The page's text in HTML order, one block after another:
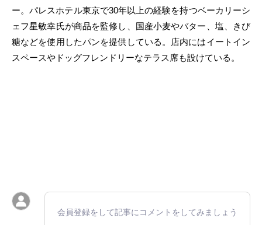
ー。パレスホテル東京で30年以上の経験を持つベーカリーシ
ェフ星敏幸氏が商品を監修し、国産小麦やバター、塩、きび
糖などを使用したパンを提供している。店内にはイートイン
スペースやドッグフレンドリーなテラス席も設けている。
会員登録をして記事にコメントをしてみましょう